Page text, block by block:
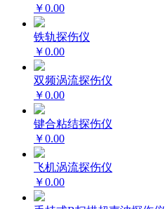
￥0.00
铁轨探伤仪
￥0.00
双频涡流探伤仪
￥0.00
键合粘结探伤仪
￥0.00
飞机涡流探伤仪
￥0.00